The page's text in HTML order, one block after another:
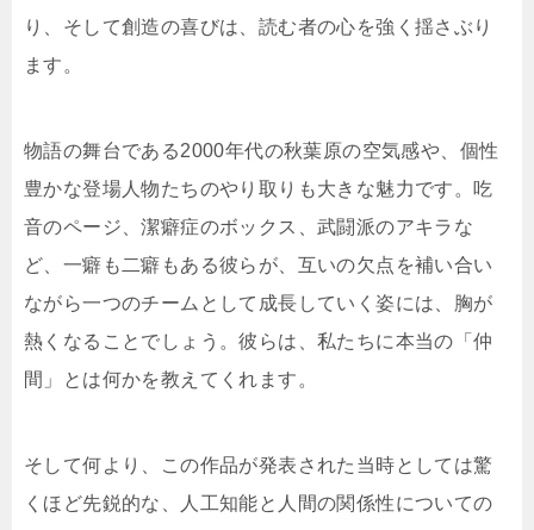
り、そして創造の喜びは、読む者の心を強く揺さぶり
ます。
物語の舞台である2000年代の秋葉原の空気感や、個性
豊かな登場人物たちのやり取りも大きな魅力です。吃
音のページ、潔癖症のボックス、武闘派のアキラな
ど、一癖も二癖もある彼らが、互いの欠点を補い合い
ながら一つのチームとして成長していく姿には、胸が
熱くなることでしょう。彼らは、私たちに本当の「仲
間」とは何かを教えてくれます。
そして何より、この作品が発表された当時としては驚
くほど先鋭的な、人工知能と人間の関係性についての